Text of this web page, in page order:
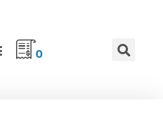
0